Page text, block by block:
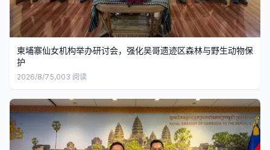
柬埔寨仙女机构举办研讨会，强化吴哥遗迹区森林与野生动物保
护
2026/8/75,003 阅读